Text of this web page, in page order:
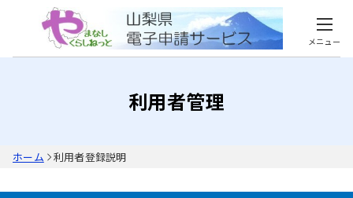
メニュー
利用者管理
ホーム 利用者登録説明